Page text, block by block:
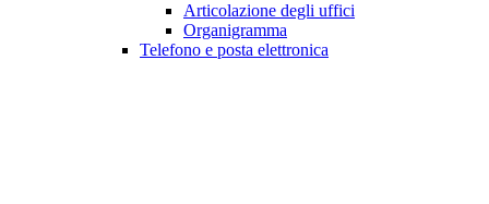
Articolazione degli uffici
Organigramma
Telefono e posta elettronica